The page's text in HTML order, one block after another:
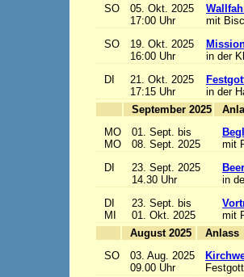
SO
05. Okt. 2025
17:00 Uhr
mit
SO
19. Okt. 2025
16:00 Uhr
in der
DI
21. Okt. 2025
17:15 Uhr
in der
September 2025
MO
MO
01. Sept. bis
08. Sept. 2025
mit
DI
23. Sept. 2025
14.30 Uhr
in
DI
MI
23. Sept. bis
01. Okt. 2025
mit
August 2025
SO
03. Aug. 2025
09.00 Uhr